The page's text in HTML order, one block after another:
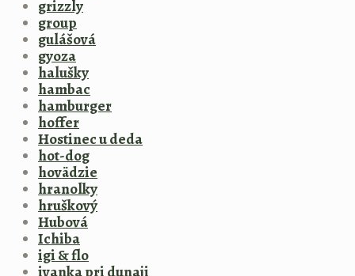
grizzly
group
gulášová
gyoza
halušky
hambac
hamburger
hoffer
Hostinec u deda
hot-dog
hovädzie
hranolky
hruškový
Hubová
Ichiba
igi & flo